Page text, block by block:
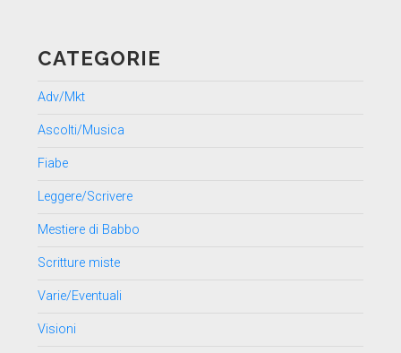
CATEGORIE
Adv/Mkt
Ascolti/Musica
Fiabe
Leggere/Scrivere
Mestiere di Babbo
Scritture miste
Varie/Eventuali
Visioni